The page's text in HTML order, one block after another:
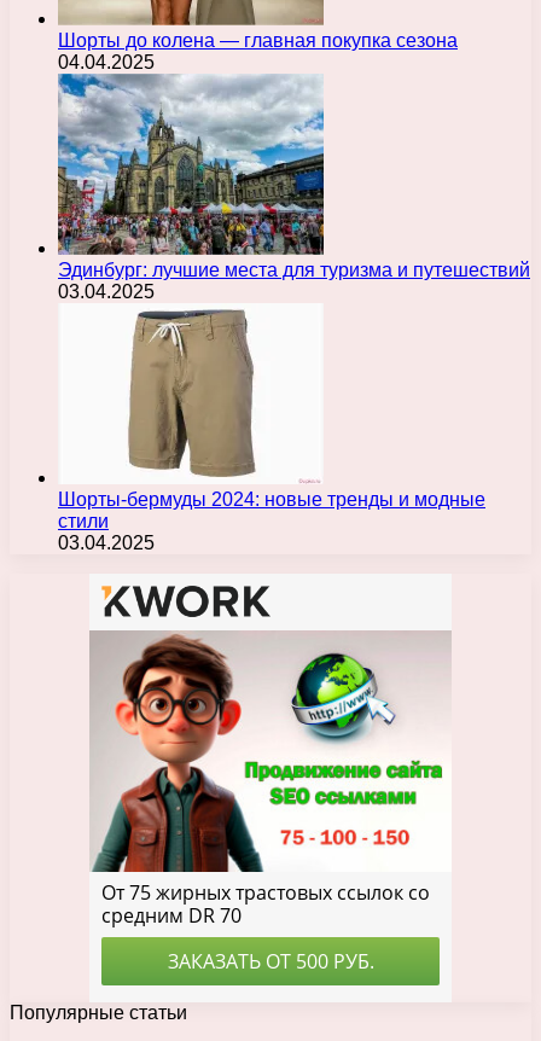
Шорты до колена — главная покупка сезона
04.04.2025
Эдинбург: лучшие места для туризма и путешествий
03.04.2025
Шорты-бермуды 2024: новые тренды и модные
стили
03.04.2025
Популярные статьи